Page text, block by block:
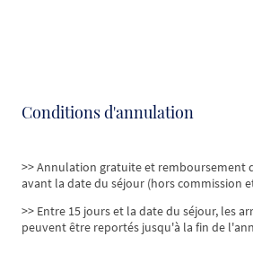
Conditions d'annulation
>> Annulation gratuite et remboursement
avant la date du séjour (hors commission
>> Entre 15 jours et la date du séjour, les
peuvent être reportés jusqu'à la fin de